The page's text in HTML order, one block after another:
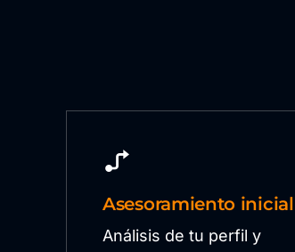
Asesoramiento inicial
Análisis de tu perfil y